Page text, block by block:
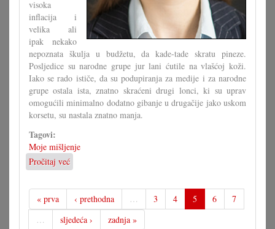
visoka
inflacija i
velika ali
ipak nekako
nepoznata škulja u budžetu, da kade-tade skratu pineze.
Posljedice su narodne grupe jur lani ćutile na vlašćoj koži.
Iako se rado ističe, da su podupiranja za medije i za narodne
grupe ostala ista, znatno skraćeni drugi lonci, ki su uprav
omogućili minimalno dodatno gibanje u drugačije jako uskom
korsetu, su nastala znatno manja.
Tagovi:
Moje mišljenje
Pročitaj već
Skraćenja
ćedu
bolno
pogoditi
gradišćanskohrvatske
« prva ‹ prethodna … 3 4 5 6
7
…
sljedeća › zadnja »